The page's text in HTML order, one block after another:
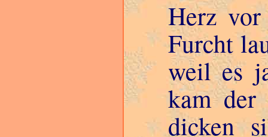
Herz
Furcht
weil es
kam der
dicken